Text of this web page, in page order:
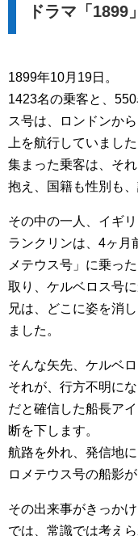
ドラマ「1899
1899年10月19日。
1423名の乗客と、
ス号は、ロンドンか
上を航行していました
集まった乗客は、そ
抱え、国籍も性別も
その中の一人、イギ
ランクリンは、4ヶ月
メテウス号」に乗っ
取り、ケルベロス号に
兄は、どこに姿を消
ました。
そんな矢先、ケルベ
それが、行方不明に
だと確信した船長ア
断を下します。
航路を外れ、発信地
ロメテウス号の船影が
その出来事がきっか
では、常識では考え